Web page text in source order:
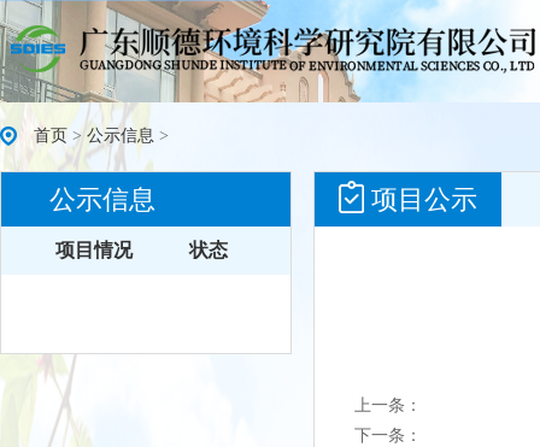
首页 > 公示信息 >
公示信息
项目情况 状态
项目公示
上一条：
下一条：